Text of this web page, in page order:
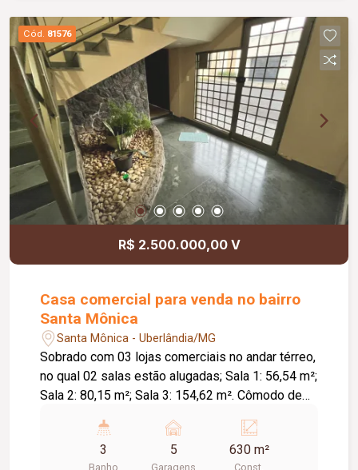
Cód. 81576
R$ 2.500.000,00 V
Casa comercial para venda no bairro
Santa Mônica
Santa Mônica - Uberlândia/MG
Sobrado com 03 lojas comerciais no andar térreo,
no qual 02 salas estão alugadas; Sala 1: 56,54 m²;
Sala 2: 80,15 m²; Sala 3: 154,62 m². Cômodo de
coberta para 02 carros e 03 vagas descobertas.
Piso superior com: 338,09m². 04 quartos sendo
3
Banho
5
Garagens
630 m²
Const.